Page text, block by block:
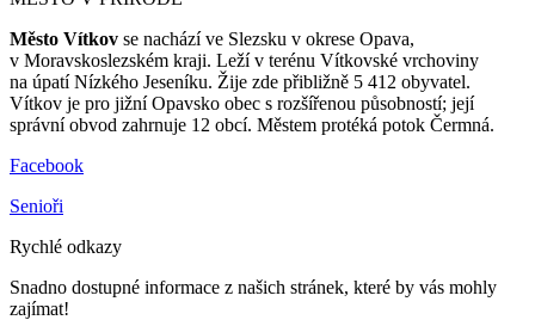
Město Vítkov se nachází ve Slezsku v okrese Opava,
v Moravskoslezském kraji. Leží v terénu Vítkovské vrchoviny
na úpatí Nízkého Jeseníku. Žije zde přibližně 5 412 obyvatel.
Vítkov je pro jižní Opavsko obec s rozšířenou působností; její
správní obvod zahrnuje 12 obcí. Městem protéká potok Čermná.
Facebook
Senioři
Rychlé odkazy
Snadno dostupné informace z našich stránek, které by vás mohly
zajímat!